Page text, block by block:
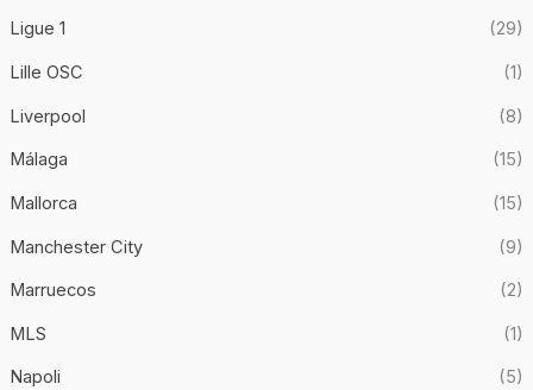
Ligue 1 (29)
Lille OSC (1)
Liverpool (8)
Málaga (15)
Mallorca (15)
Manchester City (9)
Marruecos (2)
MLS (1)
Napoli (5)